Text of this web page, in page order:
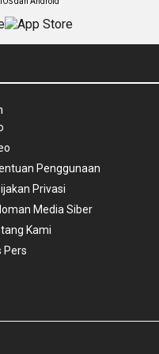
Penggunaan
Privasi
Media Siber
Kami
Pers